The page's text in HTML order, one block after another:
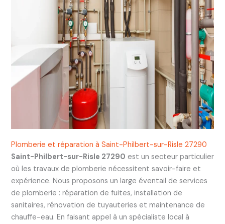
Plomberie et réparation à Saint-Philbert-sur-Risle 27290
Saint-Philbert-sur-Risle 27290 est un secteur particulier
où les travaux de plomberie nécessitent savoir-faire et
expérience. Nous proposons un large éventail de services
de plomberie : réparation de fuites, installation de
sanitaires, rénovation de tuyauteries et maintenance de
chauffe-eau. En faisant appel à un spécialiste local à